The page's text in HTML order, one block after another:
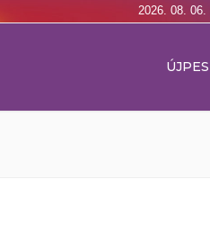
2026. 08. 06.